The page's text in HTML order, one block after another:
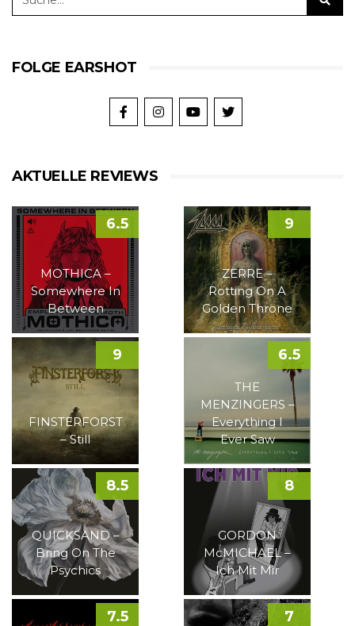
FOLGE EARSHOT
AKTUELLE REVIEWS
MOTHICA –
Somewhere In
Between
6.5
ZERRE –
Rotting On A
Golden Throne
9
FINSTERFORST
– Still
9
THE
MENZINGERS –
Everything I
Ever Saw
6.5
QUICKSAND –
Bring On The
Psychics
8.5
GORDON
McMICHAEL –
Ich Mit Mir
8
7.5 7